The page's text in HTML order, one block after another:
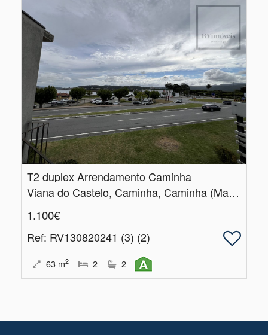
T2 duplex Arrendamento Caminha
Viana do Castelo, Caminha, Caminha (Matriz) e Vilarelho
1.100€
Ref: RV130820241 (3) (2)
63 m2 2 2